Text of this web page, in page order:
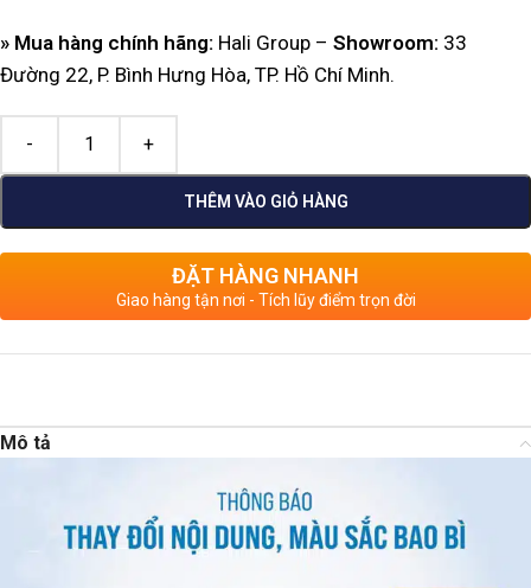
» Mua hàng chính hãng: Hali Group – Showroom: 33
Đường 22, P. Bình Hưng Hòa, TP. Hồ Chí Minh.
THÊM VÀO GIỎ HÀNG
ĐẶT HÀNG NHANH
Giao hàng tận nơi - Tích lũy điểm trọn đời
Mô tả